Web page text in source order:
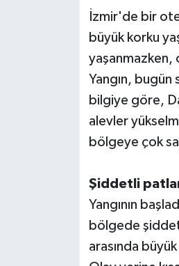
İzmir'de bir
büyük korku
yaşanmazken,
Yangın,
bilgiye göre,
alevler
bölgeye çok
Şiddetli
Yangının
bölgede
arasında